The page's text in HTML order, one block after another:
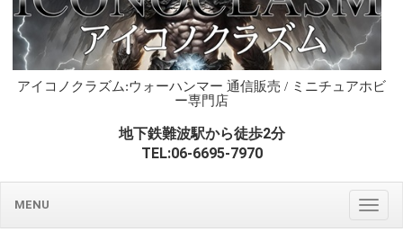
アイコノクラズム:ウォーハンマー 通信販売 / ミニチュアホビ
ー専門店
地下鉄難波駅から徒歩2分
TEL:06-6695-7970
MENU